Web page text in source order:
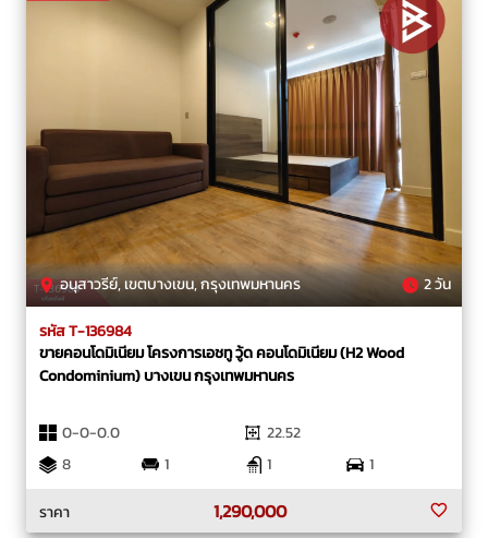
อนุสาวรีย์, เขตบางเขน, กรุงเทพมหานคร 2 วัน
รหัส T-136984
ขายคอนโดมิเนียม โครงการเอชทู วู้ด คอนโดมิเนียม (H2 Wood
Condominium) บางเขน กรุงเทพมหานคร
0-0-0.0
22.52
8
1 1
1
ราคา
1,290,000